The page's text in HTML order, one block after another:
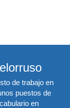
de trabajo en
puestos de
en